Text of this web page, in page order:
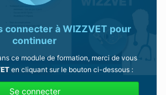
connecter à WIZZVET pour
continuer
ce module de formation, merci de vous
en cliquant sur le bouton ci-dessous :
Se connecter